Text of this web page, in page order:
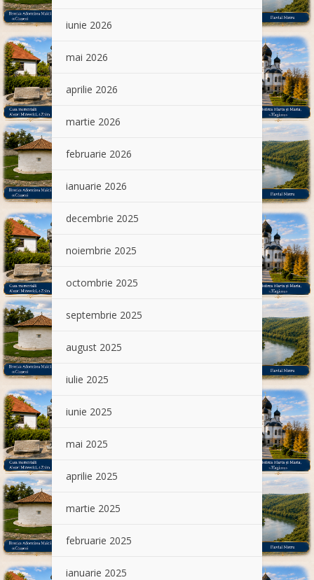
iunie 2026
mai 2026
aprilie 2026
martie 2026
februarie 2026
ianuarie 2026
decembrie 2025
noiembrie 2025
octombrie 2025
septembrie 2025
august 2025
iulie 2025
iunie 2025
mai 2025
aprilie 2025
martie 2025
februarie 2025
ianuarie 2025